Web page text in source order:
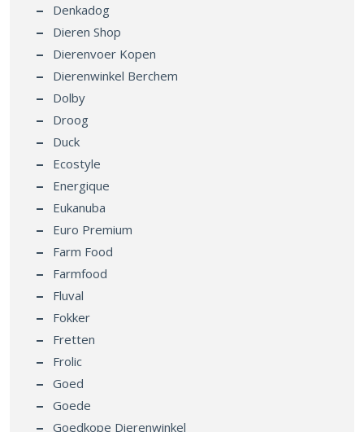
Denkadog
Dieren Shop
Dierenvoer Kopen
Dierenwinkel Berchem
Dolby
Droog
Duck
Ecostyle
Energique
Eukanuba
Euro Premium
Farm Food
Farmfood
Fluval
Fokker
Fretten
Frolic
Goed
Goede
Goedkope Dierenwinkel